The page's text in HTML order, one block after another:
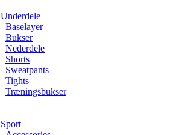
Underdele
Baselayer
Bukser
Nederdele
Shorts
Sweatpants
Tights
Træningsbukser
Sport